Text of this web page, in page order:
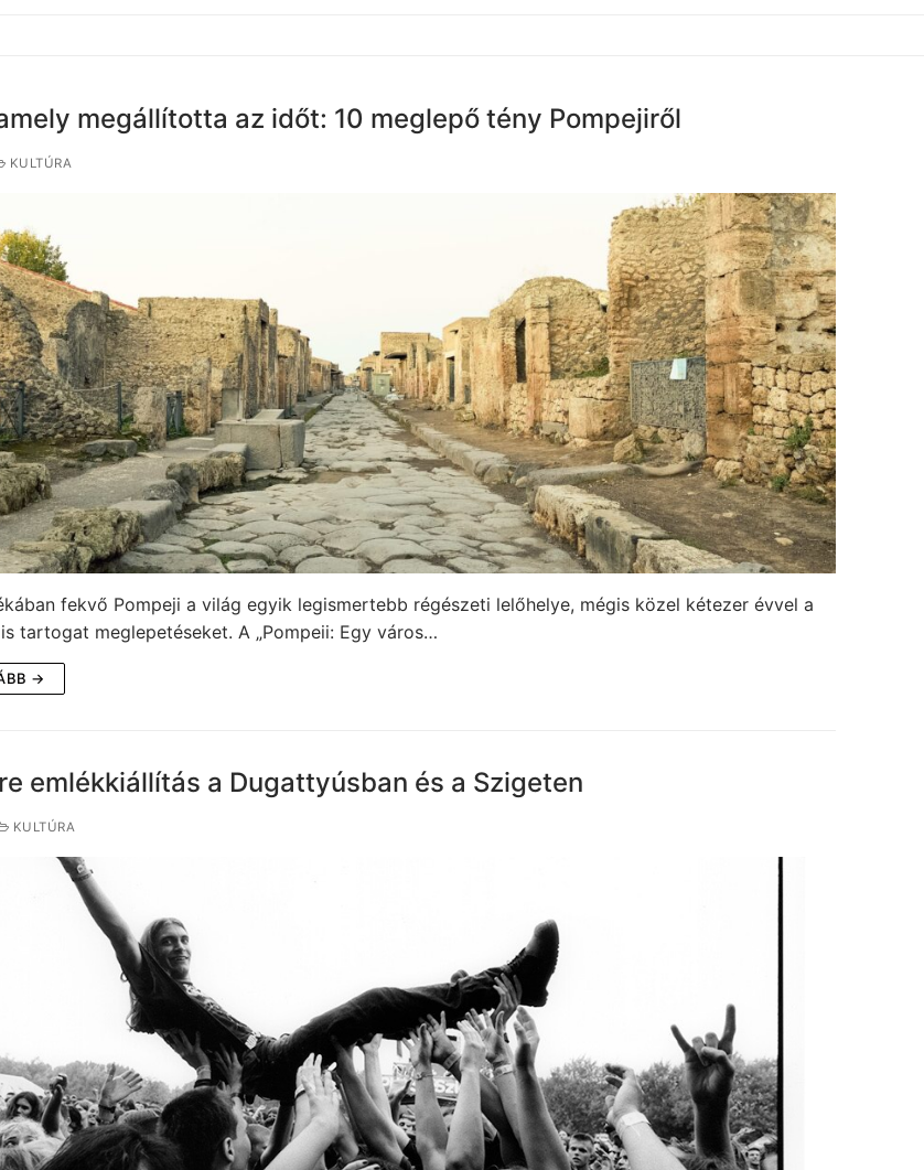
megállította az időt: 10 meglepő tény Pompejiről
KULTÚRA
fekvő Pompeji a világ egyik legismertebb régészeti lelőhelye, mégis közel kétezer évvel a
tartogat meglepetéseket. A „Pompeii: Egy város…
→
emlékkiállítás a Dugattyúsban és a Szigeten
KULTÚRA